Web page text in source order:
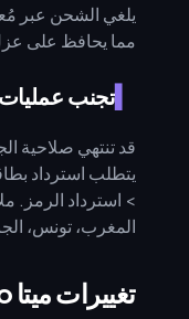
مما يحافظ على
تجنب عمليات
> استرداد الرمز.
المغرب، تونس،
تغييرات ميتا Yalla Ludo العالمية لعام 2026 وتأثيرها على الشحن